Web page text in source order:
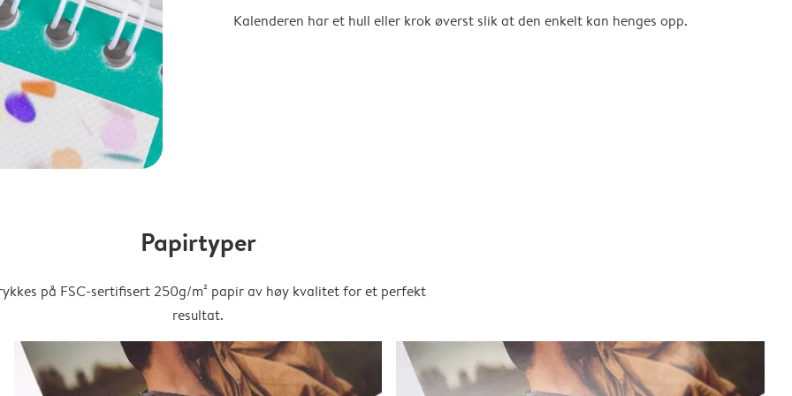
Kalenderen har et hull eller krok øverst slik at den enkelt kan henges opp.
Papirtyper
på FSC-sertifisert 250g/m² papir av høy kvalitet for et perfekt
resultat.